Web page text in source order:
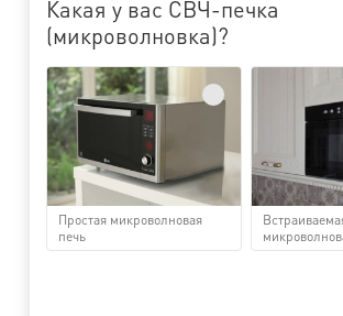
Какая у вас СВЧ-печка
(микроволновка)?
Простая микроволновая
печь